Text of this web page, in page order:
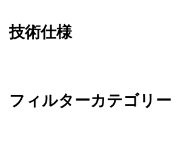
技術仕様
フィルターカテゴリー